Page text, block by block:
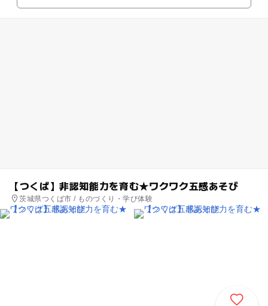
【つくば】非認知能力を育む★ワクワク五感あそび
茨城県つくば市 / ものづくり・学び体験